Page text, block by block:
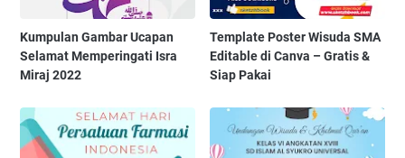
Kumpulan Gambar Ucapan
Selamat Memperingati Isra
Miraj 2022
Template Poster Wisuda SMA
Editable di Canva – Gratis &
Siap Pakai